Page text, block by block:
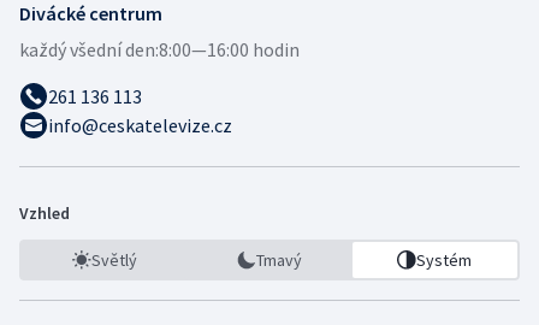
Divácké centrum
každý všední den:8:00—16:00 hodin
261 136 113
info@ceskatelevize.cz
Vzhled
Světlý Tmavý Systém